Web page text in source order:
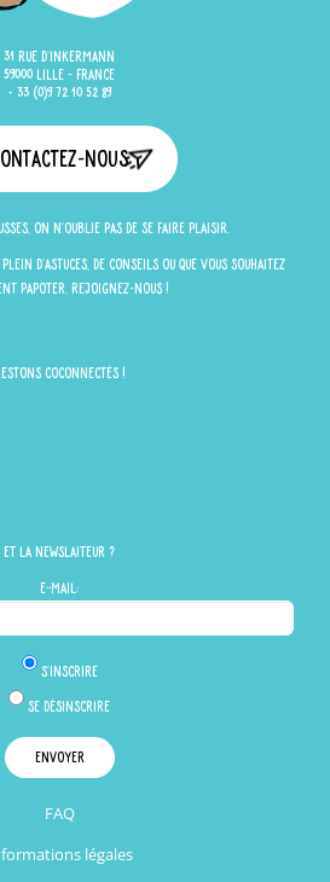
31 rue d'Inkermann
59000 Lille - France
+ 33 (0)9 72 10 52 89
nous
on n'oublie pas de se faire plaisir.
d'astuces, de conseils ou que vous souhaitez
papoter, rejoignez-nous !
Coconnectés !
Et la newslaiteur ?
E-mail:
S'inscrire
Se désinscrire
FAQ
légales